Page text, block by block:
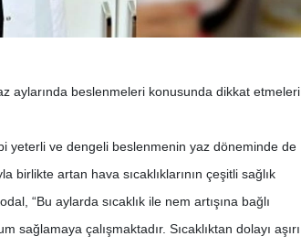
aylarında beslenmeleri konusunda dikkat etmeleri
yeterli ve dengeli beslenmenin yaz döneminde de
birlikte artan hava sıcaklıklarının çeşitli sağlık
“Bu aylarda sıcaklık ile nem artışına bağlı
çalışmaktadır. Sıcaklıktan dolayı aşırı